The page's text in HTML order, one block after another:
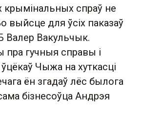
крымінальных спраў не
выйсце для ўсіх паказаў
Вакульчык.
гучныя справы і
Чыжа на хуткасці
ён згадаў лёс былога
бізнесоўца Андрэя